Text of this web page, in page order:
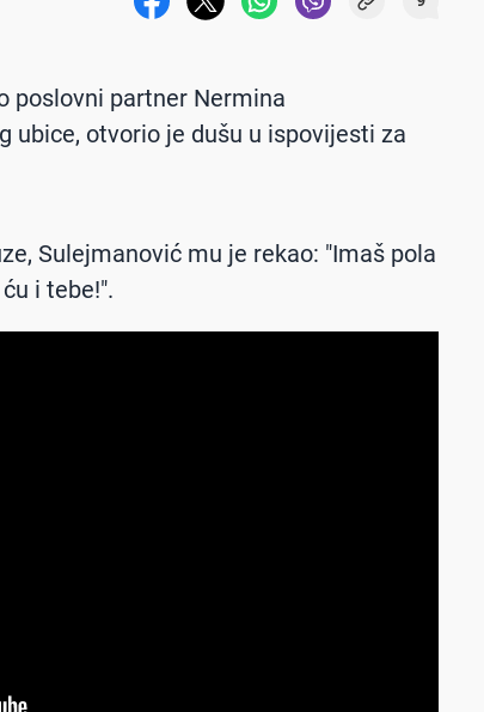
poslovni partner Nermina
ubice, otvorio je dušu u ispovijesti za
Sulejmanović mu je rekao: "Imaš pola
i tebe!".